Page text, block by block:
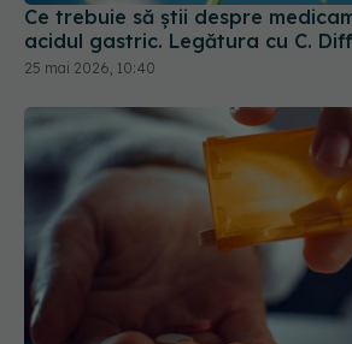
acidul gastric. Legătura cu C.
25 mai 2026, 10:40